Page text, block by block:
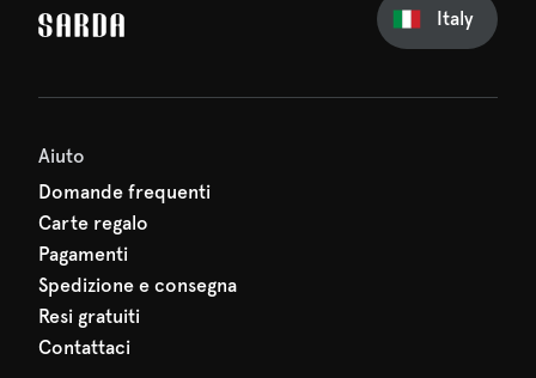
tuo primo ordine
Italy
Aiuto
Domande frequenti
Carte regalo
Pagamenti
Spedizione e consegna
Resi gratuiti
Contattaci